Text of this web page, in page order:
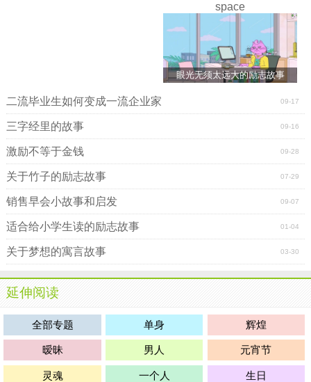
space
眼光无须太远大的励志故事
09-17
二流毕业生如何变成一流企业家
09-16
三字经里的故事
09-28
激励不等于金钱
07-29
关于竹子的励志故事
09-07
销售早会小故事和启发
01-04
适合给小学生读的励志故事
03-30
关于梦想的寓言故事
延伸阅读
全部专题 单身 辉煌
暧昧 男人 元宵节
灵魂 一个人 生日